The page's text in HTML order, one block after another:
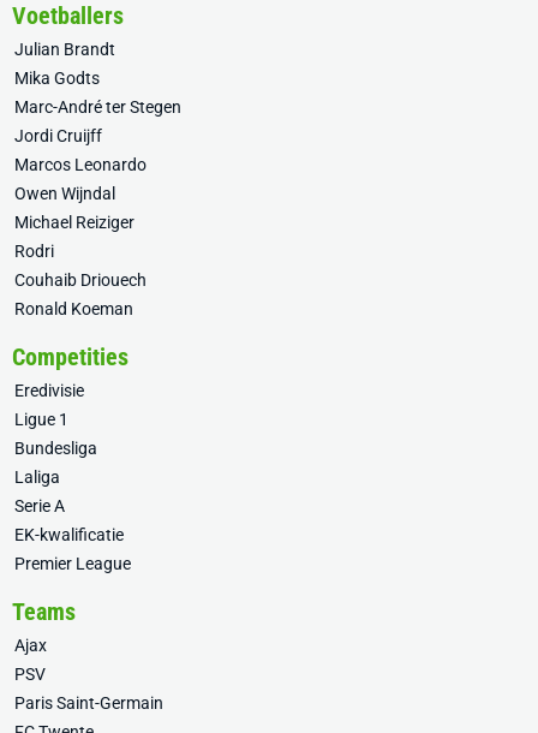
Voetballers
Julian Brandt
Mika Godts
Marc-André ter Stegen
Jordi Cruijff
Marcos Leonardo
Owen Wijndal
Michael Reiziger
Rodri
Couhaib Driouech
Ronald Koeman
Competities
Eredivisie
Ligue 1
Bundesliga
Laliga
Serie A
EK-kwalificatie
Premier League
Teams
Ajax
PSV
Paris Saint-Germain